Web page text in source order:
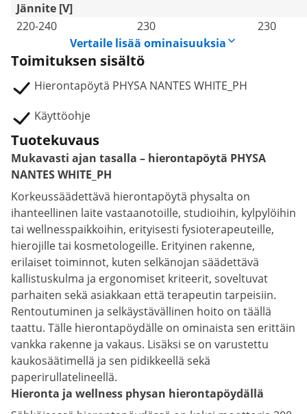
Jännite [V]
220-240
230
230
Vertaile lisää ominaisuuksia
Toimituksen sisältö
Hierontapöytä PHYSA NANTES WHITE_PH
Käyttöohje
Tuotekuvaus
Mukavasti ajan tasalla – hierontapöytä PHYSA
NANTES WHITE_PH
Korkeussäädettävä hierontapöytä physalta on
ihanteellinen laite vastaanotoille, studioihin, kylpylöihin
tai wellnesspaikkoihin, erityisesti fysioterapeuteille,
hierojille tai kosmetologeille. Erityinen rakenne,
erilaiset toiminnot, kuten selkänojan säädettävä
kallistuskulma ja ergonomiset kriteerit, soveltuvat
parhaiten sekä asiakkaan että terapeutin tarpeisiin.
Rentoutuminen ja selkäystävällinen hoito on täällä
taattu. Tälle hierontapöydälle on ominaista sen erittäin
vankka rakenne ja vakaus. Lisäksi se on varustettu
kaukosäätimellä ja sen pidikkeellä sekä
paperirullatelineellä.
Hieronta ja wellness physan hierontapöydällä